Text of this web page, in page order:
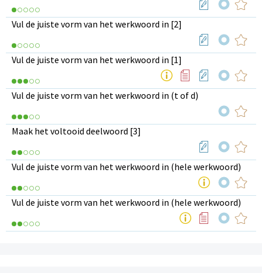
Vul de juiste vorm van het werkwoord in [2]
Vul de juiste vorm van het werkwoord in [1]
Vul de juiste vorm van het werkwoord in (t of d)
Maak het voltooid deelwoord [3]
Vul de juiste vorm van het werkwoord in (hele werkwoord)
Vul de juiste vorm van het werkwoord in (hele werkwoord)